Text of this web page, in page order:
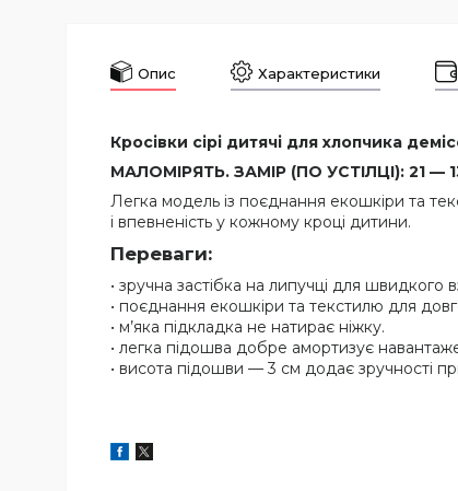
Опис Характеристики
Кросівки сірі дитячі для хлопчика
МАЛОМІРЯТЬ. ЗАМІР (ПО УСТІЛЦІ): 21 —
Легка модель із поєднання екошкіри та
і впевненість у кожному кроці дитини.
Переваги:
• зручна застібка на липучці для швидкого
• поєднання екошкіри та текстилю для
• м’яка підкладка не натирає ніжку.
• легка підошва добре амортизує
• висота підошви — 3 см додає зручності